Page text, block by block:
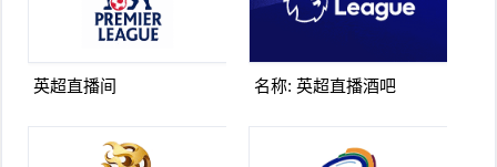
英超直播间 名称: 英超直播酒吧